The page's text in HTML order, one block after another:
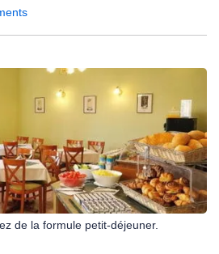
donnent sur une cour intérieure,
de la formule petit-déjeuner.